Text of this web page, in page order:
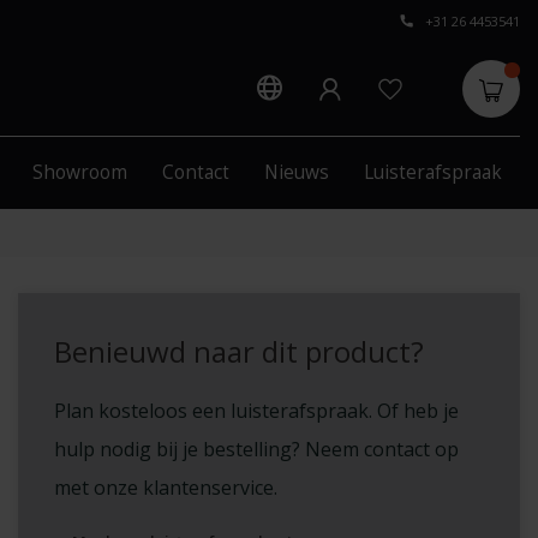
+31 26 4453541
Showroom Contact Nieuws Luisterafspraak
Benieuwd naar dit product?
Plan kosteloos een luisterafspraak. Of heb je
hulp nodig bij je bestelling? Neem contact op
met onze klantenservice.